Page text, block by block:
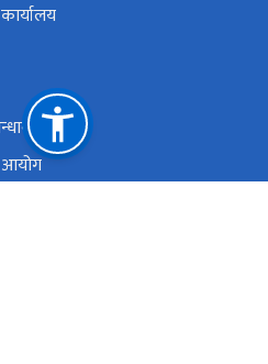
केन्द्र
आयोग